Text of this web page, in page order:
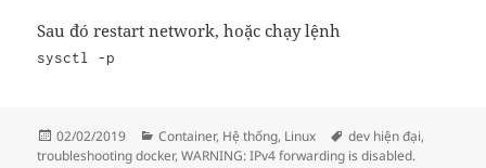
Sau đó restart network, hoặc chạy lệnh
sysctl -p
Đăng
vào
02/02/2019
Danh
mục
Container, Hệ thống, Linux Thẻ
dev hiện đại,
troubleshooting docker,WARNING: IPv4 forwarding is disabled.